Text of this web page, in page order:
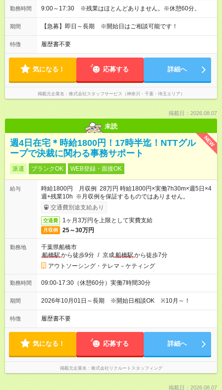
勤務時間 9:00～17:30 ※残業はほとんどありません。※休憩60分。
期間 【急募】即日～長期 ※開始日はご相談可能です！
特徴 履歴書不要
気になる！ 応募する 詳細へ
掲載元企業名 株式会社スタッフサービス（神奈川・千葉・埼玉エリア）
掲載日：2026.08.07
未読
NEW
週4日在宅＊時給1800円！17時半迄！NTTグル
ープで決裁に関わる事務サポート
派遣 ブランクOK WEB登録・面接OK
給与
時給1800円 月収例 28万円 時給1800円×実働7h30m×週5日×4
週+残業10h ※月収例を保証するものではありません。
交通費別途支給あり
交通費 1ヶ月3万円を上限として実費支給
月収例 25～30万円
勤務地
千葉県船橋市
船橋駅から徒歩9分 / 京成船橋駅から徒歩7分
アウトソーシング・テレマ－ケティング
勤務時間 09:00-17:30（休憩60分）実働7時間30分
期間 2026年10月01日～長期 ※開始日相談OK ※10月～！
特徴 履歴書不要
気になる！ 応募する 詳細へ
掲載元企業名 株式会社リクルートスタッフィング
掲載日：2026.08.07